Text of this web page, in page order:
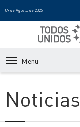
09 de Agosto de 2026
Menu
Noticias